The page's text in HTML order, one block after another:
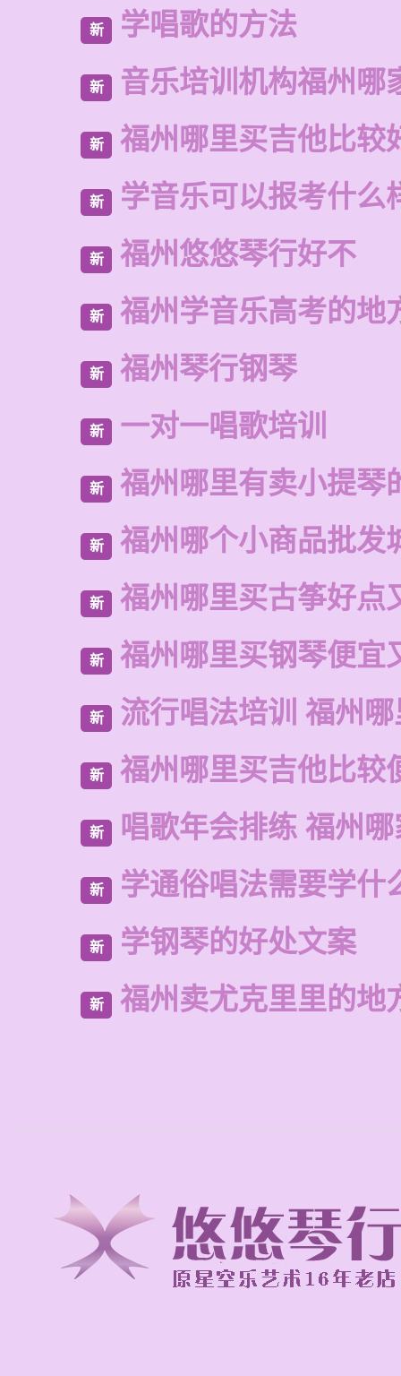
新 学唱歌的方法
新 音乐培训机构福州哪
新 福州哪里买吉他比较
新 学音乐可以报考什么
新 福州悠悠琴行好不
新 福州学音乐高考的地
新 福州琴行钢琴
新 一对一唱歌培训
新 福州哪里有卖小提琴
新 福州哪个小商品批发
新 福州哪里买古筝好点
新 福州哪里买钢琴便宜
新 流行唱法培训 福州
新 福州哪里买吉他比较
新 唱歌年会排练 福州
新 学通俗唱法需要学什
新 学钢琴的好处文案
新 福州卖尤克里里的地